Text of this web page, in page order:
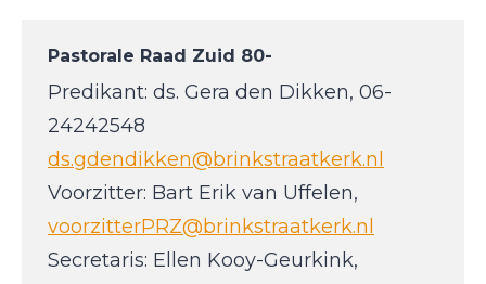
Pastorale Raad Zuid 80-
Predikant: ds. Gera den Dikken, 06-
24242548
ds.gdendikken@brinkstraatkerk.nl
Voorzitter: Bart Erik van Uffelen,
voorzitterPRZ@brinkstraatkerk.nl
Secretaris: Ellen Kooy-Geurkink,